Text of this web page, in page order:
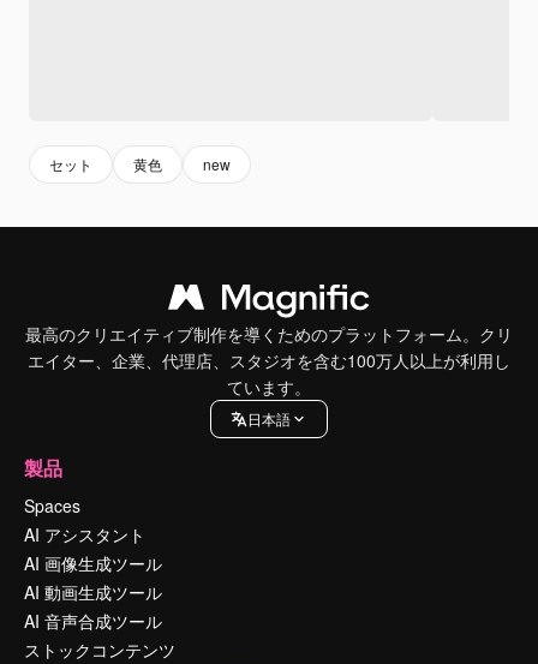
セット 黄色 new
最高のクリエイティブ制作を導くためのプラットフォーム。クリ
エイター、企業、代理店、スタジオを含む100万人以上が利用し
ています。
日本語
製品
Spaces
AI アシスタント
AI 画像生成ツール
AI 動画生成ツール
AI 音声合成ツール
ストックコンテンツ